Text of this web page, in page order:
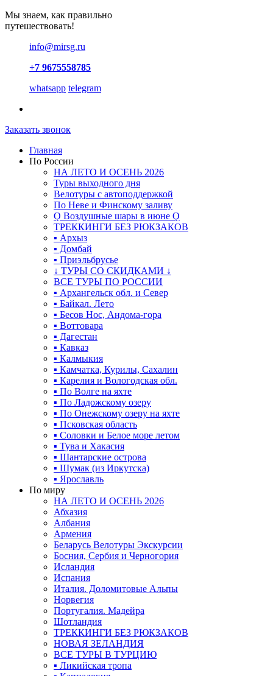
Мы знаем, как правильно
путешествовать!
info@mirsg.ru
+7 9675558785
whatsapp telegram
Заказать звонок
Главная
По России
НА ЛЕТО И ОСЕНЬ 2026
Туры выходного дня
Велотуры с автоподдержкой
По Неве и Финскому заливу
Ǫ Воздушные шары в июне Ǫ
ТРЕККИНГИ БЕЗ РЮКЗАКОВ
▪ Архыз
▪ Домбай
▪ Приэльбрусье
↓ ТУРЫ СО СКИДКАМИ ↓
ВСЕ ТУРЫ ПО РОССИИ
▪ Архангельск обл. и Север
▪ Байкал. Лето
▪ Бесов Нос, Андома-гора
▪ Воттовара
▪ Дагестан
▪ Кавказ
▪ Калмыкия
▪ Камчатка, Курилы, Сахалин
▪ Карелия и Вологодская обл.
▪ По Волге на яхте
▪ По Ладожскому озеру
▪ По Онежскому озеру на яхте
▪ Псковская область
▪ Соловки и Белое море летом
▪ Тува и Хакасия
▪ Шантарские острова
▪ Шумак (из Иркутска)
▪ Ярославль
По миру
НА ЛЕТО И ОСЕНЬ 2026
Абхазия
Албания
Армения
Беларусь Велотуры Экскурсии
Босния, Сербия и Черногория
Исландия
Испания
Италия. Доломитовые Альпы
Норвегия
Португалия. Мадейра
Шотландия
ТРЕККИНГИ БЕЗ РЮКЗАКОВ
НОВАЯ ЗЕЛАНДИЯ
ВСЕ ТУРЫ В ТУРЦИЮ
▪ Ликийская тропа